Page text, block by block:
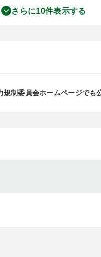
さらに10件表示する
制委員会ホームページでも